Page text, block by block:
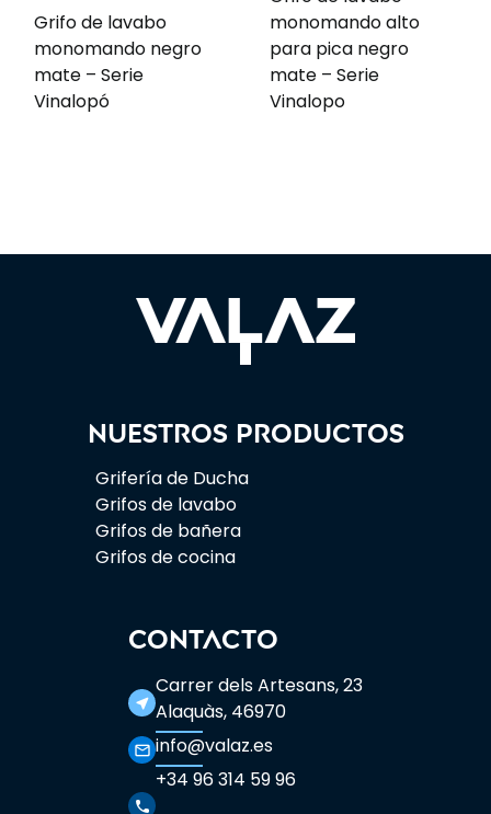
Grifo de lavabo
monomando negro
mate – Serie
Vinalopó
monomando alto
para pica negro
mate – Serie
Vinalopo
Nuestros productos
Grifería de Ducha
Grifos de lavabo
Grifos de bañera
Grifos de cocina
CONTACTO
near_me
Carrer dels Artesans, 23
Alaquàs, 46970
mail_outline info@valaz.es
phone
+34 96 314 59 96